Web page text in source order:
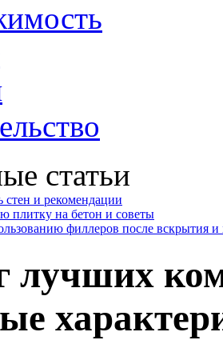
статьи
и рекомендации
плитку на бетон и советы
филлеров после вскрытия и
лучших